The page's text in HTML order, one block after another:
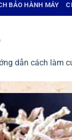
BẢO HÀNH MÁY
dẫn cách làm